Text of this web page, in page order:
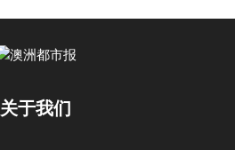
关于我们